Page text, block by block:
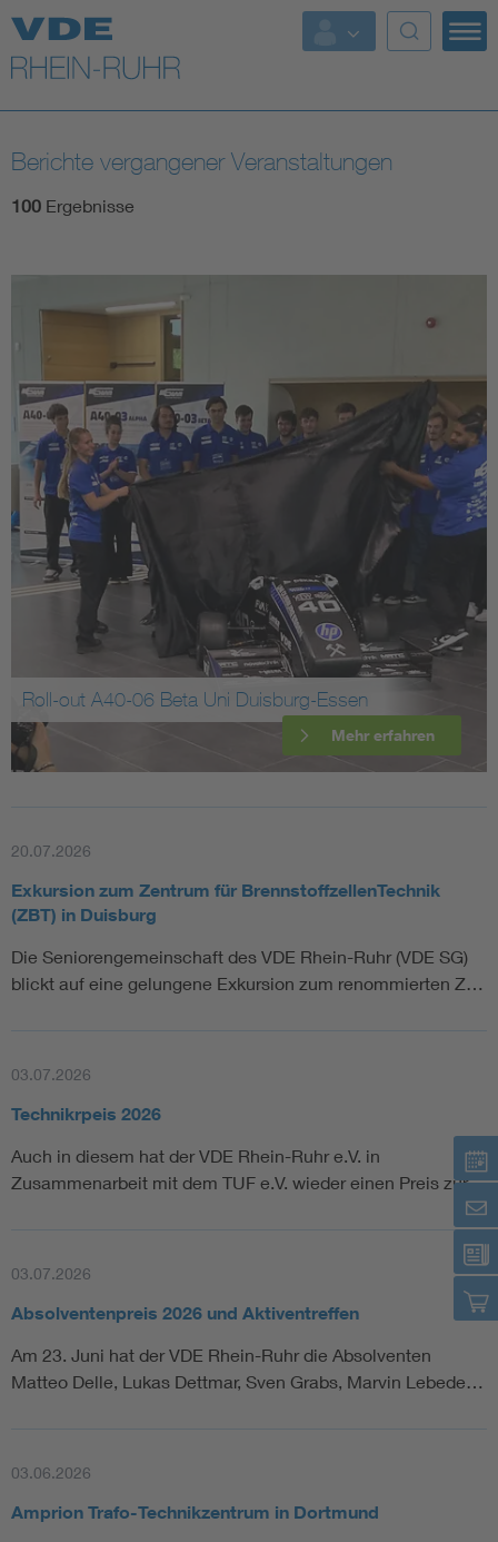
Top Themen
Fokusthemen
Energy
Health
Mobility
Standards
Weitere Themen
Assisted Living
Electromobility
Energy efficiency
Energy storage
Berichte vergangener Veranstaltungen
100 Ergebnisse
Roll-out A40-06 Beta Uni Duisburg-Essen
Mehr erfahren
20.07.2026
Exkursion zum Zentrum für BrennstoffzellenTechnik
(ZBT) in Duisburg
Die Seniorengemeinschaft des VDE Rhein-Ruhr (VDE SG)
blickt auf eine gelungene Exkursion zum renommierten Z…
03.07.2026
Technikrpeis 2026
Auch in diesem hat der VDE Rhein-Ruhr e.V. in
Zusammenarbeit mit dem TUF e.V. wieder einen Preis zur…
03.07.2026
Absolventenpreis 2026 und Aktiventreffen
Am 23. Juni hat der VDE Rhein-Ruhr die Absolventen
Matteo Delle, Lukas Dettmar, Sven Grabs, Marvin Lebede…
03.06.2026
Amprion Trafo-Technikzentrum in Dortmund